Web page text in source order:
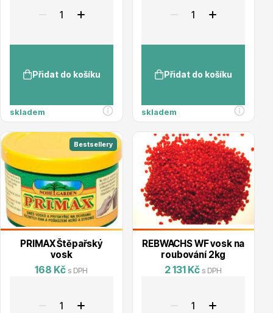
Nářadí, příslušenství
Přidat do košíku
skladem
Přidat do košíku
skladem
Bestsellery
PRIMAX Štěpařský
vosk
168 Kč s DPH
REBWACHS WF vosk na
roubování 2kg
2 131 Kč s DPH